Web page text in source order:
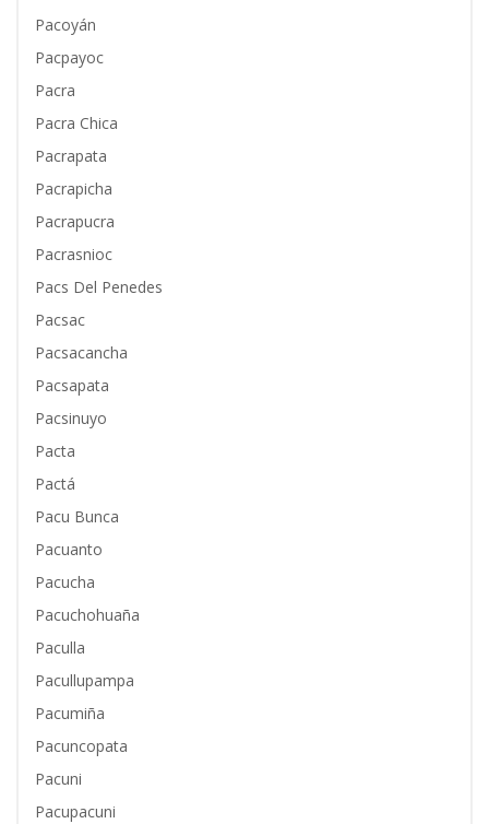
Pacoyán
Pacpayoc
Pacra
Pacra Chica
Pacrapata
Pacrapicha
Pacrapucra
Pacrasnioc
Pacs Del Penedes
Pacsac
Pacsacancha
Pacsapata
Pacsinuyo
Pacta
Pactá
Pacu Bunca
Pacuanto
Pacucha
Pacuchohuaña
Paculla
Pacullupampa
Pacumiña
Pacuncopata
Pacuni
Pacupacuni